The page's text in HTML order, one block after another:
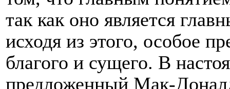
так как оно является
исходя из этого, особое
благого и сущего. В
предложенный Мак-